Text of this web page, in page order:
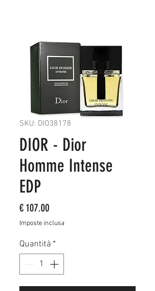
SKU: DIO38178
DIOR - Dior
Homme Intense
EDP
€ 107.00Prezzo
Imposte inclusa
Quantità *